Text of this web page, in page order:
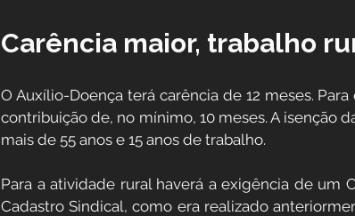
Carência maior, trabalho
O Auxílio-Doença terá carência de 12 meses.
contribuição de, no mínimo, 10 meses. A isenção
mais de 55 anos e 15 anos de trabalho.
Para a atividade rural haverá a exigência de um
Cadastro Sindical, como era realizado